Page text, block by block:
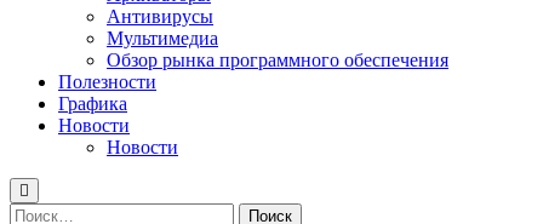
Антивирусы
Мультимедиа
Обзор рынка программного обеспечения
Полезности
Графика
Новости
Новости
Найти: